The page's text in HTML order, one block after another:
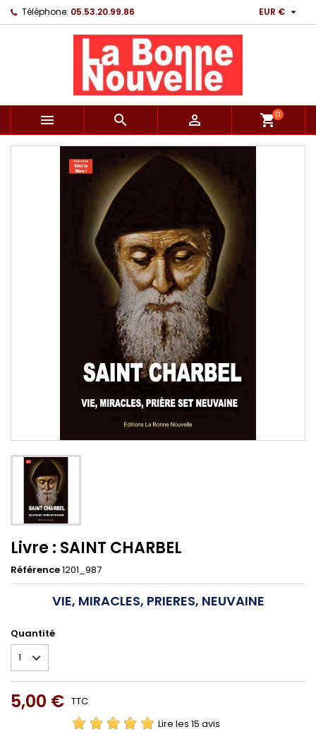
Téléphone: 05.53.20.99.86 EUR € 
   shopping_cart0
Livre : SAINT CHARBEL
Référence1201_987
VIE, MIRACLES, PRIERES, NEUVAINE
Quantité
5,00 € TTC
Lire les 15 avis